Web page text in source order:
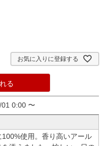
お気に入りに登録する
る
0:00 〜
使用。香り高いアール